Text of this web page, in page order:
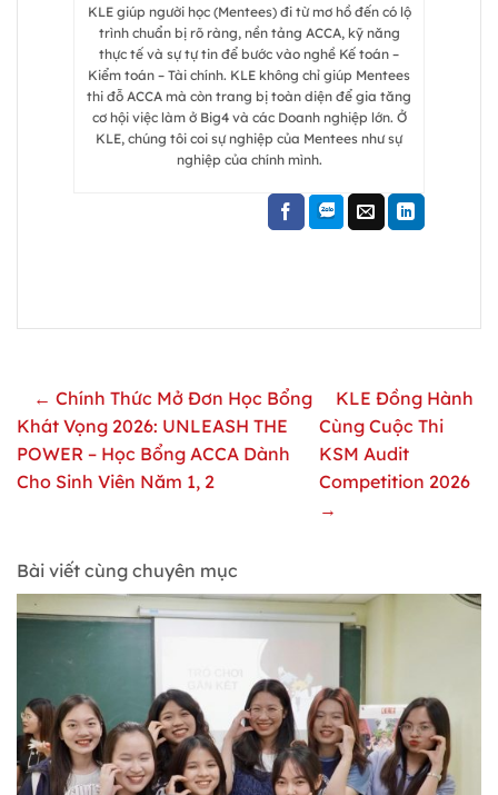
KLE giúp người học (Mentees) đi từ mơ hồ đến có lộ
trình chuẩn bị rõ ràng, nền tảng ACCA, kỹ năng
thực tế và sự tự tin để bước vào nghề Kế toán –
Kiểm toán – Tài chính. KLE không chỉ giúp Mentees
thi đỗ ACCA mà còn trang bị toàn diện để gia tăng
cơ hội việc làm ở Big4 và các Doanh nghiệp lớn. Ở
KLE, chúng tôi coi sự nghiệp của Mentees như sự
nghiệp của chính mình.
← Chính Thức Mở Đơn Học Bổng
Khát Vọng 2026: UNLEASH THE
POWER – Học Bổng ACCA Dành
Cho Sinh Viên Năm 1, 2
KLE Đồng Hành
Cùng Cuộc Thi
KSM Audit
Competition 2026
→
Bài viết cùng chuyên mục